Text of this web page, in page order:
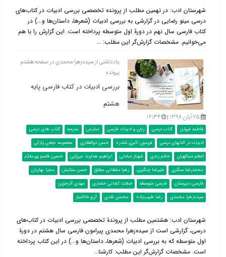
شهرستان ادب: در نهمین مطلب از پرونده تخصصی بررسی ادبیات در کتاب‌‌های
درسی مینو رضایی در گزارشی به بررسی ادبیات (شعرها، داستان‌ها و...) در
کتاب فارسی سال نهم در دورۀ اول متوسطه پرداخته است. این گزارش را با هم
می‌خوانیم. مشخصات گزارش‌گر این مطلب: ...
یادداشتی از سیده‌زهرا محمدی در صفحه هشتم
پرونده
بررسی ادبیات در کتاب فارسی پایه
هشتم
۲۵ آبان ۱۳۹۸ | ۱۲:۳۴
فاطمه فروتن کتاب درسی زبان و ادبیات فارسی مدارس مدرسه
کتاب های درسی
ادبیات در کتابهای درسی
فریدون اکبری شِلدره حسن ذوالفقاری
معصومه نجفی پازکی
اعظم عبدالهیان
حاتم زندی شهناز عبادتی ابراهیم هداوند میرزایی
حسین قاسم پورمقدّم
محمّدرضا سنگری
علیرضا چنگیزی زهرا سلطانی مطلق حسن ستایش
محیا بهاریان
فارسی دبیرستان
فارسی متوسطه حجّت کجانی حصاری
مهدی آذرحزین
سیده‌زهرا محمدی
رضا طبیب‌زاده محسن نقدی آرزو خاکسار
شهرستان ادب: هشتمین مطلب از پروندۀ تخصصی بررسی ادبیات در کتاب‌‌های
درسی، گزارشی است از سیده‌زهرا محمدی پیرامون فارسی سال هشتم در دورۀ
اول متوسطه که به بررسی ادبیات (شعرها، داستان‌ها و...) در این کتاب پرداخته
است. مشخصات گزارش‌گر این مطلب: کارشنا...